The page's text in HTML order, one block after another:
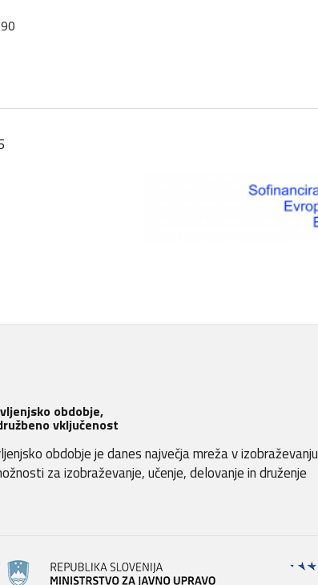
obdobje,
vključenost
obdobje je danes največja mreža v izobraževanju
za izobraževanje, učenje, delovanje in druženje